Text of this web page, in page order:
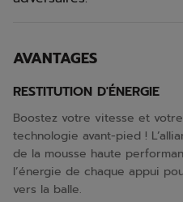
AVANTAGES
RESTITUTION D'ÉNERGIE
Boostez votre vitesse et
technologie avant-pied !
de la mousse haute
l’énergie de chaque appui
vers la balle.